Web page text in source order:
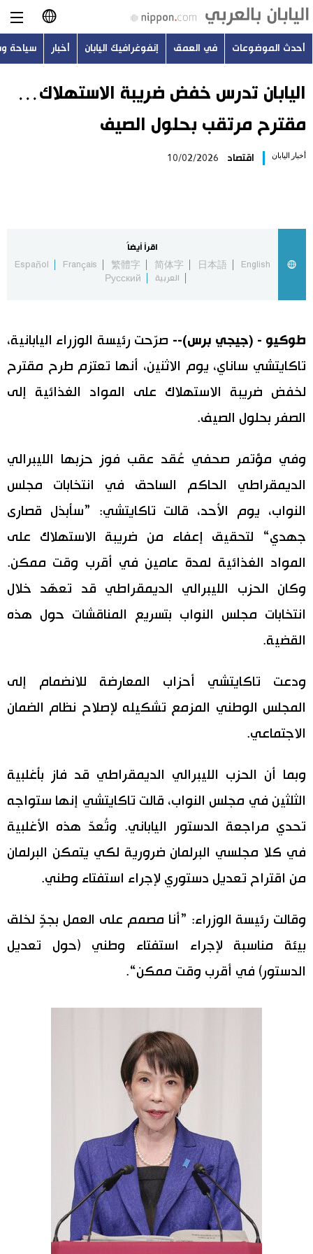
日本語
English
Русский
أحدث الموضوعات
اليابان في فيديو
مانغا وأنيمي
علوم وتكنولوجيا
الأقسام
صور
أشخاص
سياسة
ثقافة
لايف ستايل
إعلان
الأكثر تفاعلا
اللغة اليابانية
هو وهي
تواصل معنا
أحدث الموضوعات في العمق إنفوغرافيك اليابان أخبار سياحة
اليابان تدرس خفض ضريبة الاستهلاك…
مقترح مرتقب بحلول الصيف
أخبار اليابان اقتصاد 10/02/2026
اقرأ أيضاً
English
日本語
简体字
繁體字
Français
Español
العربية
Русский
طوكيو - (جيجي برس)-- صرّحت رئيسة الوزراء اليابانية،
تاكايتشي ساناي، يوم الاثنين، أنها تعتزم طرح مقترح
لخفض ضريبة الاستهلاك على المواد الغذائية إلى
الصفر بحلول الصيف.
وفي مؤتمر صحفي عُقد عقب فوز حزبها الليبرالي
الديمقراطي الحاكم الساحق في انتخابات مجلس
النواب، يوم الأحد، قالت تاكايتشي: ”سأبذل قصارى
جهدي“ لتحقيق إعفاء من ضريبة الاستهلاك على
المواد الغذائية لمدة عامين في أقرب وقت ممكن.
وكان الحزب الليبرالي الديمقراطي قد تعهّد خلال
انتخابات مجلس النواب بتسريع المناقشات حول هذه
القضية.
ودعت تاكايتشي أحزاب المعارضة للانضمام إلى
المجلس الوطني المزمع تشكيله لإصلاح نظام الضمان
الاجتماعي.
وبما أن الحزب الليبرالي الديمقراطي قد فاز بأغلبية
الثلثين في مجلس النواب، قالت تاكايتشي إنها ستواجه
تحدي مراجعة الدستور الياباني. وتُعدّ هذه الأغلبية
في كلا مجلسي البرلمان ضرورية لكي يتمكن البرلمان
من اقتراح تعديل دستوري لإجراء استفتاء وطني.
وقالت رئيسة الوزراء: ”أنا مصمم على العمل بجدٍّ لخلق
بيئة مناسبة لإجراء استفتاء وطني (حول تعديل
الدستور) في أقرب وقت ممكن“.